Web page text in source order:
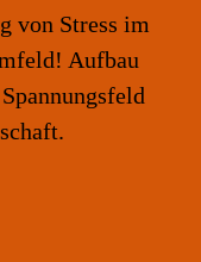
von Stress im
Aufbau